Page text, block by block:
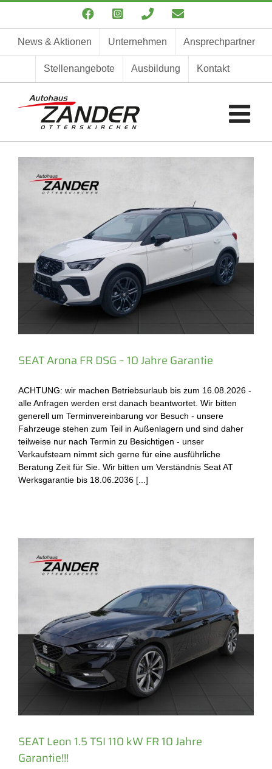
springen
FacebookInstagram
TelefonE-
Mail
News & Aktionen Unternehmen Ansprechpartner
Stellenangebote Ausbildung Kontakt
SEAT Arona FR DSG – 10 Jahre Garantie
ACHTUNG: wir machen Betriebsurlaub bis zum 16.08.2026 -
alle Anfragen werden erst danach beantwortet. Wir bitten
generell um Terminvereinbarung vor Besuch - unsere
Fahrzeuge stehen zum Teil in Außenlagern und sind daher
teilweise nur nach Termin zu Besichtigen - unser
Verkaufsteam nimmt sich gerne für eine ausführliche
Beratung Zeit für Sie. Wir bitten um Verständnis Seat AT
Werksgarantie bis 18.06.2036 [...]
SEAT Leon 1.5 TSI 110 kW FR 10 Jahre
Garantie!!!